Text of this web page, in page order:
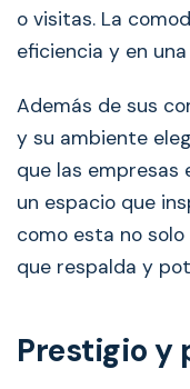
o visitas. La
eficiencia y en
Además de sus
y su ambiente
que las
un espacio que
como esta no
que respalda y
Prestigio y